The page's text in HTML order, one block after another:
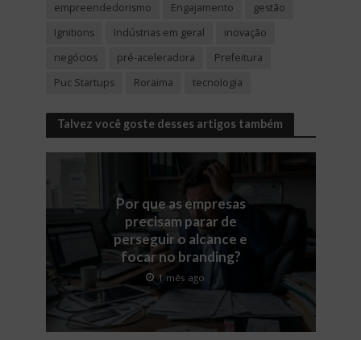
empreendedorismo
Engajamento
gestão
Ignitions
Indústrias em geral
inovação
negócios
pré-aceleradora
Prefeitura
Puc Startups
Roraima tecnologia
Talvez você goste desses artigos também
Por que as empresas
precisam parar de
perseguir o alcance e
focar no branding?
1 mês ago